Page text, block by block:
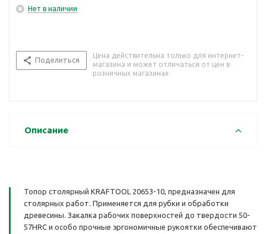
Нет в наличии
Поделиться
Цена действительна только для интернет-
магазина и может отличаться от цен в
розничных магазинах
Описание
Топор столярный KRAFTOOL 20653-10, предназначен для
столярных работ. Применяется для рубки и обработки
древесины. Закалка рабочих поверхностей до твердости 50-
57HRC и особо прочные эргономичные рукоятки обеспечивают